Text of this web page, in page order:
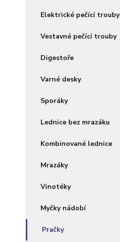
Elektrické pečící trouby
Vestavné pečící trouby
Digestoře
Varné desky
Sporáky
Lednice bez mrazáku
Kombinované lednice
Mrazáky
Vinotéky
Myčky nádobí
Pračky